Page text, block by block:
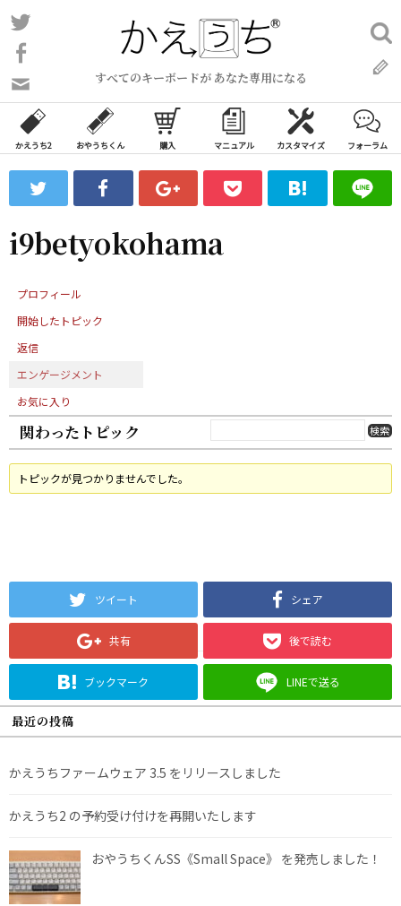
コ
ン
ン
ツ
ス
ッ
プ
すべてのキーボードが あなた専用になる
い
合
わ
フ
ォ
ム
検
索:
かえうち2 おやうちくん 購入 マニュアル カスタマイズ フォーラム
i9betyokohama
プロフィール
開始したトピック
返信
エンゲージメント
お気に入り
関わったトピック
トピックが見つかりませんでした。
ツイート シェア
共有 後で読む
ブックマーク LINEで送る
最近の投稿
かえうちファームウェア 3.5 をリリースしました
かえうち2 の予約受け付けを再開いたします
おやうちくんSS《Small Space》 を発売しました！